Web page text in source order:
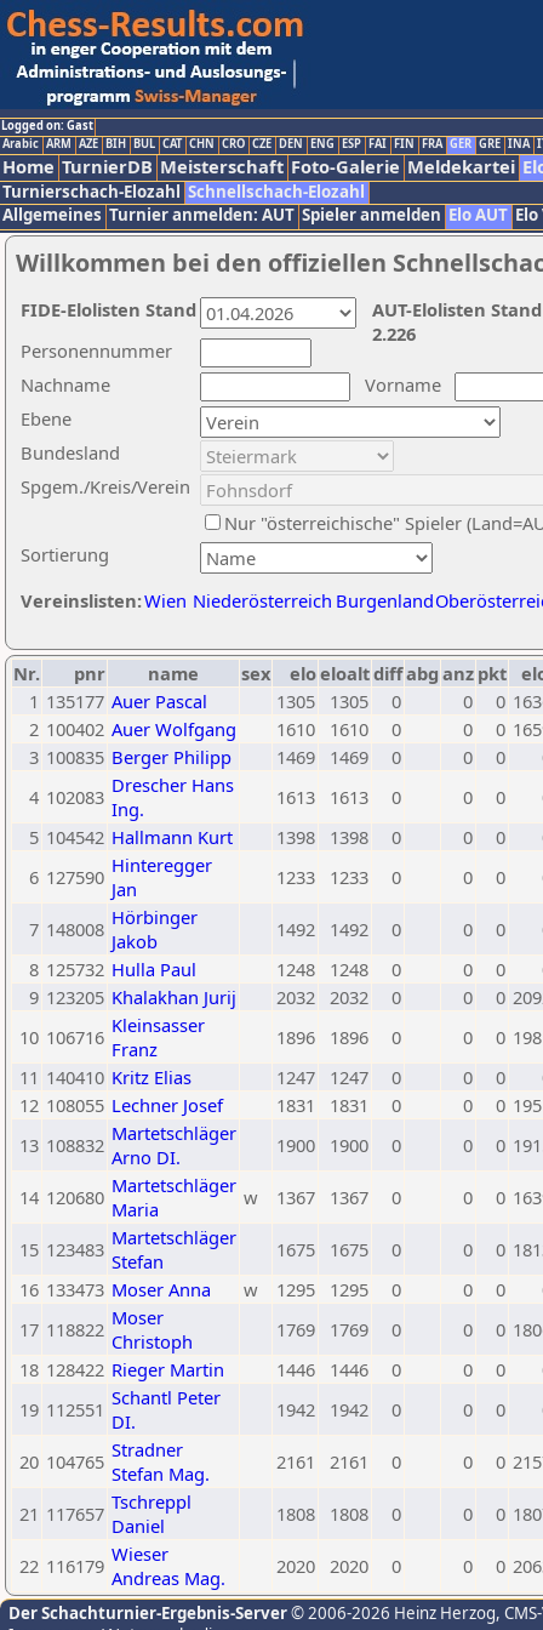
Logged on: Gast
Arabic ARM AZE BIH BUL CAT CHN CRO CZE DEN ENG ESP FAI FIN FRA GER GRE INA
Home TurnierDB Meisterschaft Foto-Galerie Meldekartei
Turnierschach-Elozahl Schnellschach-Elozahl
Allgemeines Turnier anmelden: AUT Spieler anmelden Elo AUT
Willkommen bei den offiziellen
Nachname
Vorname
Ebene
Sortierung
Personennummer
Bundesland
Spgem./Kreis/Verein
Nur "österreichische" Spieler
Vereinslisten:Wien Niederösterreich Burgenland
AUT-Elolisten
2.226
FIDE-Elolisten Stand
Nr. pnr name sex eloeloaltdiffabg anz pkt
1 135177 Auer Pascal 1305 1305 0 0 0
2 100402 Auer Wolfgang 1610 1610 0 0 0
3 100835 Berger Philipp 1469 1469 0 0 0
4 102083 Drescher Hans
Ing.
1613 1613 0 0 0
5 104542 Hallmann Kurt 1398 1398 0 0 0
6 127590 Hinteregger
Jan
1233 1233 0 0 0
7 148008 Hörbinger
Jakob
1492 1492 0 0 0
8 125732 Hulla Paul 1248 1248 0 0 0
9 123205 Khalakhan Jurij 2032 2032 0 0 0
10 106716 Kleinsasser
Franz
1896 1896 0 0 0
11 140410 Kritz Elias 1247 1247 0 0 0
12 108055 Lechner Josef 1831 1831 0 0 0
13 108832 Martetschläger
Arno DI.
1900 1900 0 0 0
14 120680 Martetschläger
Maria
w 1367 1367 0 0 0
15 123483 Martetschläger
Stefan
1675 1675 0 0 0
16 133473 Moser Anna w 1295 1295 0 0 0
17 118822 Moser
Christoph
1769 1769 0 0 0
18 128422 Rieger Martin 1446 1446 0 0 0
19 112551 Schantl Peter
DI.
1942 1942 0 0 0
20 104765 Stradner
Stefan Mag.
2161 2161 0 0 0
21 117657 Tschreppl
Daniel
1808 1808 0 0 0
22 116179 Wieser
Andreas Mag.
2020 2020 0 0 0
Der Schachturnier-Ergebnis-Server© 2006-2026 Heinz Herzog,